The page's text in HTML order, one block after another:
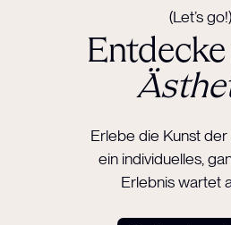
(Let’s go!)
Erlebe die Kunst
ein individuelles,
Erlebnis wartet